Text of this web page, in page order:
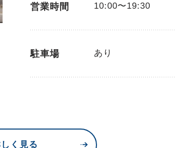
営業時間 10:00〜19:30
駐車場 あり
く見る